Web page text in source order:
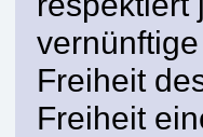
Freiheit
Freiheit